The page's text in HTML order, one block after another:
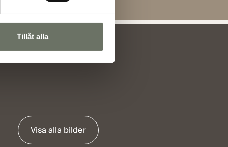
Tillåt alla
Visa alla bilder